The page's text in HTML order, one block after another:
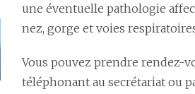
une éventuelle pathologie
nez, gorge et voies
Vous pouvez prendre rendez-
téléphonant au secrétariat ou